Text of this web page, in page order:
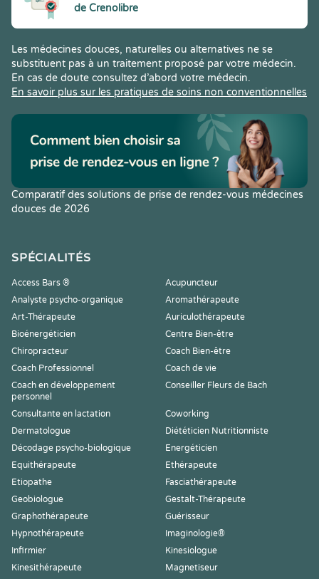
de Crenolibre
Les médecines douces, naturelles ou alternatives ne se
substituent pas à un traitement proposé par votre médecin.
En cas de doute consultez d’abord votre médecin.
En savoir plus sur les pratiques de soins non conventionnelles
Comparatif des solutions de prise de rendez-vous médecines
douces de 2026
SPÉCIALITÉS
Access Bars ®
Acupuncteur
Analyste psycho-organique
Aromathérapeute
Art-Thérapeute
Auriculothérapeute
Bioénergéticien
Centre Bien-être
Chiropracteur
Coach Bien-être
Coach Professionnel
Coach de vie
Coach en développement
personnel
Conseiller Fleurs de Bach
Consultante en lactation
Coworking
Dermatologue
Diététicien Nutritionniste
Décodage psycho-biologique
Energéticien
Equithérapeute
Ethérapeute
Etiopathe
Fasciathérapeute
Geobiologue
Gestalt-Thérapeute
Graphothérapeute
Guérisseur
Hypnothérapeute
Imaginologie®
Infirmier
Kinesiologue
Kinesithérapeute
Magnetiseur